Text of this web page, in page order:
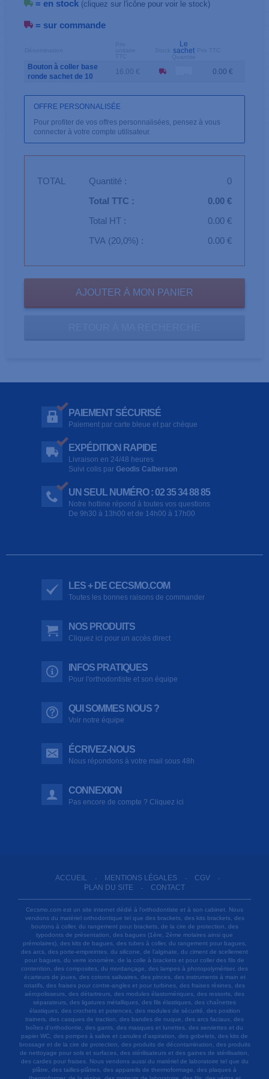
= en stock (cliquez sur l'icône pour voir le stock)
= sur commande
Le
sachet
Bouton à coller base
ronde sachet de 10
16.00 € 0.00 €
OFFRE PERSONNALISÉE
Pour profiter de vos offres personnalisées, pensez à vous
connecter à votre compte utilisateur.
TOTAL Quantité :
0
Total TTC :
0.00 €
Total HT :
0.00 €
TVA (20,0%) :
0.00 €
PAIEMENT SÉCURISÉ
Paiement par carte bleue et par chèque
EXPÉDITION RAPIDE
Livraison en 24/48 heures
Suivi colis par Geodis Calberson
UN SEUL NUMÉRO : 02 35 34 88 85
Notre hotline répond à toutes vos questions
De 9h30 à 13h00 et de 14h00 à 17h00
LES + DE CECSMO.COM
Toutes les bonnes raisons de commander
NOS PRODUITS
Cliquez ici pour un accès direct
INFOS PRATIQUES
Pour l'orthodontiste et son équipe
QUI SOMMES NOUS ?
Voir notre équipe
ÉCRIVEZ-NOUS
Nous répondons à votre mail sous 48h
CONNEXION
Pas encore de compte ? Cliquez ici
ACCUEIL - MENTIONS LÉGALES - CGV -
PLAN DU SITE - CONTACT
Cecsmo.com est un site internet dédié à l'orthodontiste et à son cabinet. Nous
vendons du matériel orthodontique tel que des brackets, des kits brackets, des
boutons à coller, du rangement pour brackets, de la cire de protection, des
typodonts de présentation, des bagues (1ère, 2ème molaires ainsi que
prémolaires), des kits de bagues, des tubes à coller, du rangement pour bagues,
des arcs, des porte-empreintes, du silicone, de l'alginate, du ciment de scellement
pour bagues, du verre ionomère, de la colle à brackets et pour coller des fils de
contention, des composites, du mordançage, des lampes à photopolymériser, des
écarteurs de joues, des cotons salivaires, des pinces, des instruments à main et
rotatifs, des fraises pour contre-angles et pour turbines, des fraises résines, des
aéropolisseurs, des détartreurs, des modules élastomériques, des ressorts, des
séparateurs, des ligatures métalliques, des fils élastiques, des chaînettes
élastiques, des crochets et potences, des modules de sécurité, des position
trainers, des casques de traction, des bandes de nuque, des arcs faciaux, des
boîtes d'orthodontie, des gants, des masques et lunettes, des serviettes et du
papier WC, des pompes à salive et canules d'aspiration, des gobelets, des kits de
brossage et de la cire de protection, des produits de décontamination, des produits
de nettoyage pour sols et surfaces, des stérilisateurs et des gaines de stérilisation,
des cardes pour fraises. Nous vendons aussi du matériel de laboratoire tel que du
plâtre, des tailles-plâtres, des appareils de thermoformage, des plaques à